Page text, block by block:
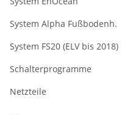
System Alpha Fußbodenh.
System FS20 (ELV bis 2018)
Schalterprogramme
Netzteile